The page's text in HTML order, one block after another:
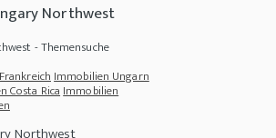
Northwest
- Themensuche
Immobilien Ungarn
Costa RicaImmobilien